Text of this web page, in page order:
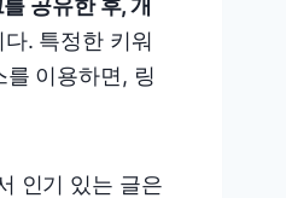
공유한 후, 개
. 특정한 키워
를 이용하면, 링
인기 있는 글은